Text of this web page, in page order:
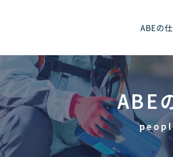
ABEの
ABE